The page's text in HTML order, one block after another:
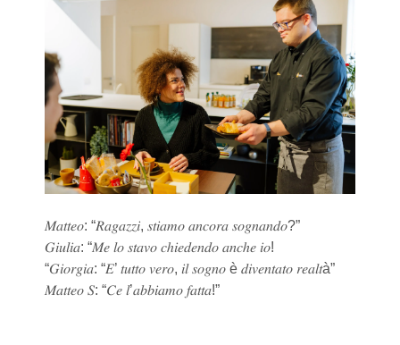
𝑀𝑎𝑡𝑡𝑒𝑜: “𝑅𝑎𝑔𝑎𝑧𝑧𝑖, 𝑠𝑡𝑖𝑎𝑚𝑜 𝑎𝑛𝑐𝑜𝑟𝑎 𝑠𝑜𝑔𝑛𝑎𝑛𝑑𝑜?”
𝐺𝑖𝑢𝑙𝑖𝑎: “𝑀𝑒 𝑙𝑜 𝑠𝑡𝑎𝑣𝑜 𝑐ℎ𝑖𝑒𝑑𝑒𝑛𝑑𝑜 𝑎𝑛𝑐ℎ𝑒 𝑖𝑜!
“𝐺𝑖𝑜𝑟𝑔𝑖𝑎: “𝐸’ 𝑡𝑢𝑡𝑡𝑜 𝑣𝑒𝑟𝑜, 𝑖𝑙 𝑠𝑜𝑔𝑛𝑜 è 𝑑𝑖𝑣𝑒𝑛𝑡𝑎𝑡𝑜 𝑟𝑒𝑎𝑙𝑡à”
𝑀𝑎𝑡𝑡𝑒𝑜 𝑆: “𝐶𝑒 𝑙’𝑎𝑏𝑏𝑖𝑎𝑚𝑜 𝑓𝑎𝑡𝑡𝑎!”